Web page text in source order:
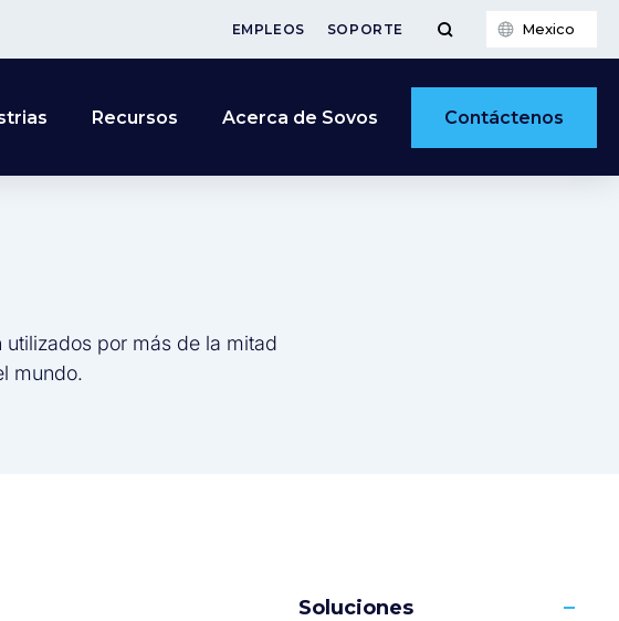
EMPLEOS SOPORTE Mexico
Recursos Acerca de Sovos Contáctenos
por más de la mitad
mundo.
Soluciones